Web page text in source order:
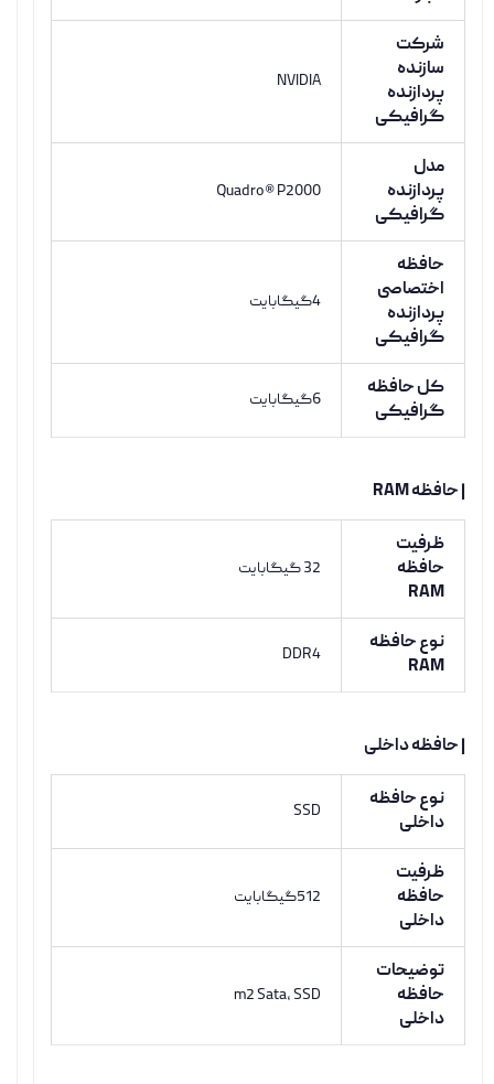
شرکت
سازنده
پردازنده
گرافیکی
NVIDIA
مدل
پردازنده
گرافیکی
Quadro® P2000
حافظه
اختصاصی
پردازنده
گرافیکی
4گیگابایت
کل حافظه
گرافیکی
6گیگابایت
| حافظه RAM
ظرفیت
حافظه
RAM
32 گیگابایت
نوع حافظه
RAM
DDR4
| حافظه داخلی
نوع حافظه
داخلی
SSD
ظرفیت
حافظه
داخلی
512گیگابایت
توضیحات
حافظه
داخلی
m2 Sata, SSD